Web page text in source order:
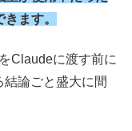
ます。
Claudeに渡す前に
論ごと盛大に間